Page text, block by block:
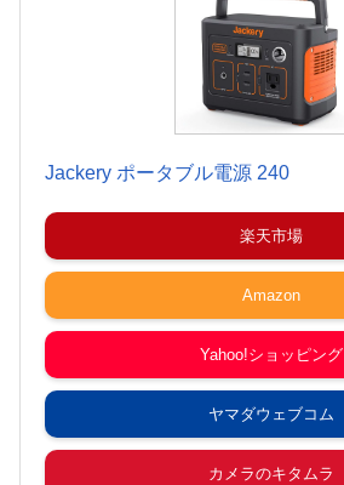
Jackery ポータブル電源 240
楽天市場
Amazon
Yahoo!ショッピング
ヤマダウェブコム
カメラのキタムラ